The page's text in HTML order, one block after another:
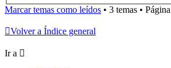
Marcar temas como leídos • 3 temas • Página
Volver a Índice general
Ir a